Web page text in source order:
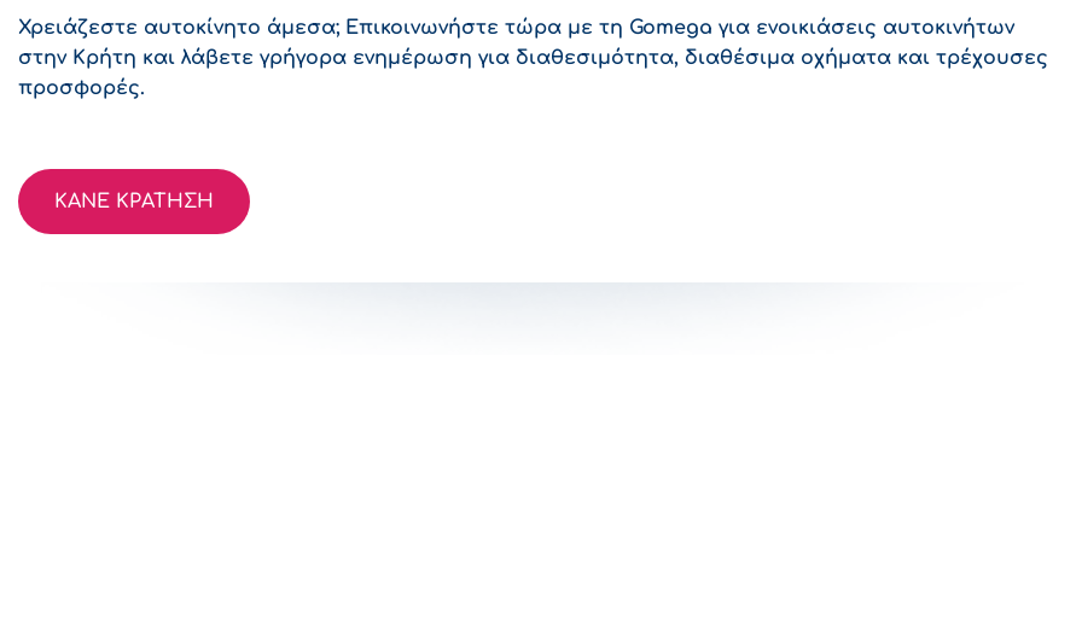
Χρειάζεστε αυτοκίνητο άμεσα; Επικοινωνήστε τώρα με τη Gomega για ενοικιάσεις αυτοκινήτων
στην Κρήτη και λάβετε γρήγορα ενημέρωση για διαθεσιμότητα, διαθέσιμα οχήματα και τρέχουσες
προσφορές.
ΚΑΝΕ ΚΡΑΤΗΣΗ